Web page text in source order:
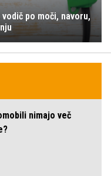
po moči, navoru,
nimajo več